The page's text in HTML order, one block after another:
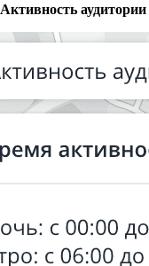
Активность аудитории